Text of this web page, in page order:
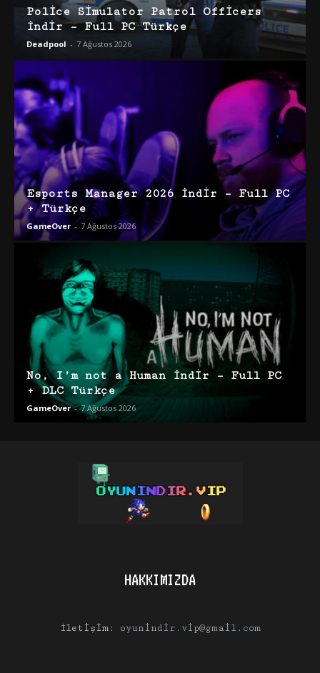
Police Simulator Patrol Officers
İndir – Full PC Türkçe
Deadpool - 7 Ağustos 2026
Esports Manager 2026 İndir – Full PC
+ Türkçe
GameOver - 7 Ağustos 2026
No, I’m not a Human İndir – Full PC
+ DLC Türkçe
GameOver - 7 Ağustos 2026
HAKKIMIZDA
İletişim: oyunindir.vip@gmail.com